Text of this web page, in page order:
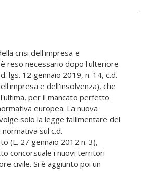
crisi dell'impresa e
reso necessario dopo l'ulteriore
lgs. 12 gennaio 2019, n. 14, c.d.
e dell'insolvenza), che
per il mancato perfetto
europea. La nuova
solo la legge fallimentare del
sul c.d.
(L. 27 gennaio 2012 n. 3),
concorsuale i nuovi territori
civile. Si è aggiunto poi un